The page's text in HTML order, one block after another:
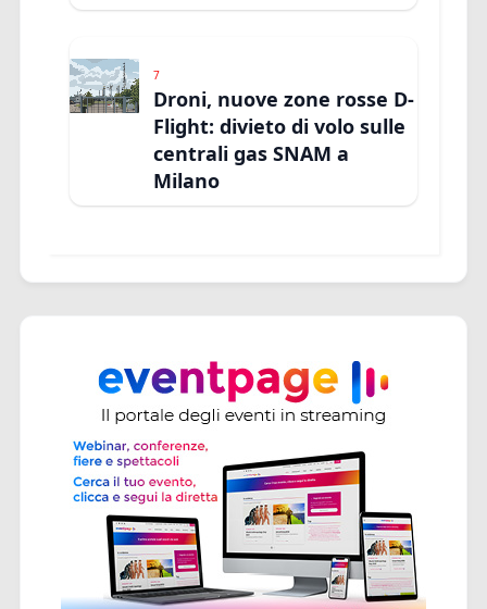
7
Droni, nuove zone rosse D-
Flight: divieto di volo sulle
centrali gas SNAM a
Milano